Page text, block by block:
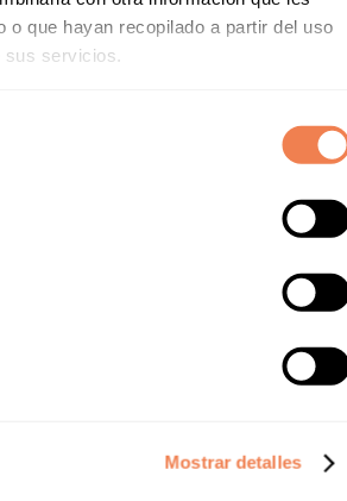
o que hayan recopilado a partir del uso
sus servicios.
Mostrar detalles
miniclub - hier finden Sie alles,